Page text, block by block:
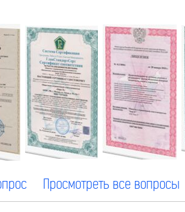
Просмотреть все вопросы